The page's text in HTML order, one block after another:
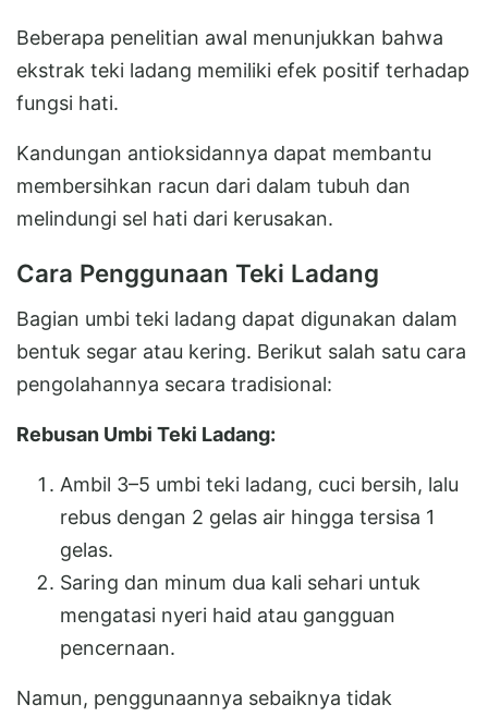
Beberapa penelitian awal menunjukkan bahwa
ekstrak teki ladang memiliki efek positif terhadap
fungsi hati.
Kandungan antioksidannya dapat membantu
membersihkan racun dari dalam tubuh dan
melindungi sel hati dari kerusakan.
Cara Penggunaan Teki Ladang
Bagian umbi teki ladang dapat digunakan dalam
bentuk segar atau kering. Berikut salah satu cara
pengolahannya secara tradisional:
Rebusan Umbi Teki Ladang:
Ambil 3–5 umbi teki ladang, cuci bersih, lalu
rebus dengan 2 gelas air hingga tersisa 1
gelas.
Saring dan minum dua kali sehari untuk
mengatasi nyeri haid atau gangguan
pencernaan.
Namun, penggunaannya sebaiknya tidak